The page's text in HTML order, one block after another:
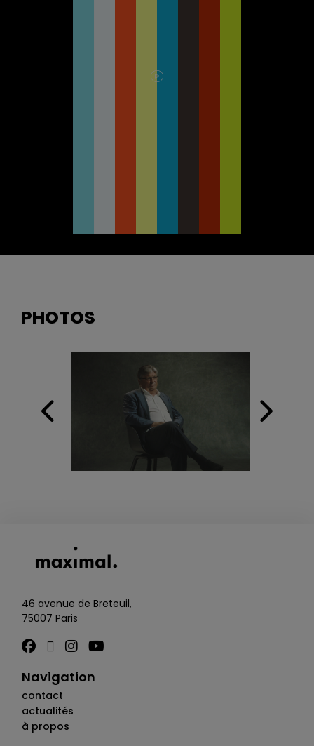
PHOTOS
46 avenue de Breteuil,
75007 Paris
Navigation
contact
actualités
à propos